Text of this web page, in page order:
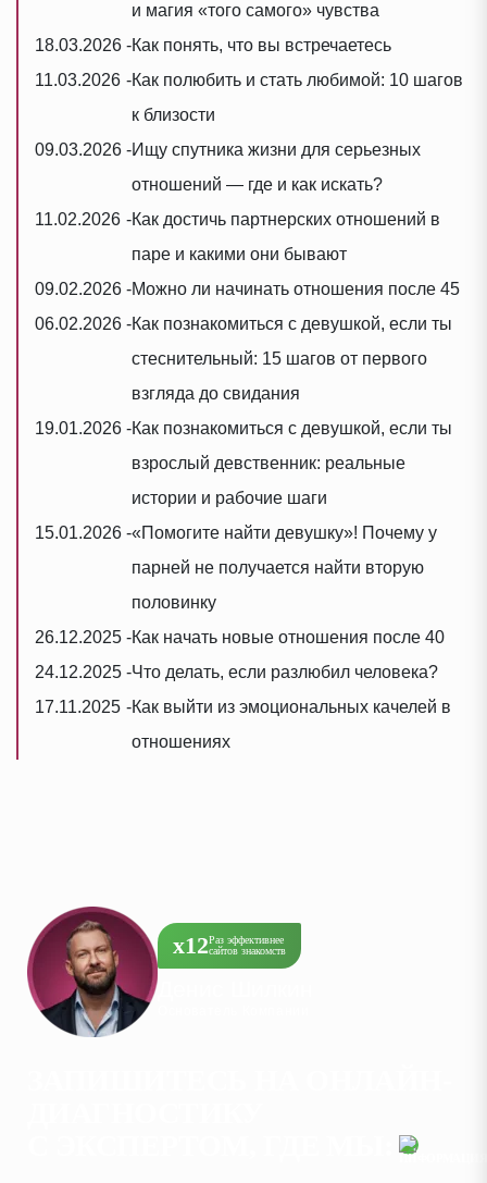
и магия «того самого» чувства
18.03.2026 -Как понять, что вы встречаетесь
11.03.2026 -Как полюбить и стать любимой: 10 шагов
к близости
09.03.2026 -Ищу спутника жизни для серьезных
отношений — где и как искать?
11.02.2026 -Как достичь партнерских отношений в
паре и какими они бывают
09.02.2026 -Можно ли начинать отношения после 45
06.02.2026 -Как познакомиться с девушкой, если ты
стеснительный: 15 шагов от первого
взгляда до свидания
19.01.2026 -Как познакомиться с девушкой, если ты
взрослый девственник: реальные
истории и рабочие шаги
15.01.2026 -«Помогите найти девушку»! Почему у
парней не получается найти вторую
половинку
26.12.2025 -Как начать новые отношения после 40
24.12.2025 -Что делать, если разлюбил человека?
17.11.2025 -Как выйти из эмоциональных качелей в
отношениях
х12Раз эффективнее
сайтов знакомств